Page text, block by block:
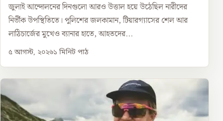
জুলাই আন্দোলনের দিনগুলো আরও উত্তাল হয়ে উঠেছিল নারীদের
নির্ভীক উপস্থিতিতে। পুলিশের জলকামান, টিয়ারগ্যাসের শেল আর
লাঠিচার্জের মুখেও ব্যানার হাতে, আহতদের...
৫ আগস্ট, ২০২৬১ মিনিট পাঠ